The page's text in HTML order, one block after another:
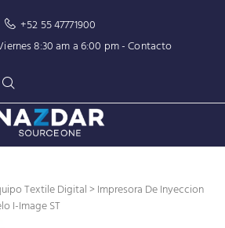
+52 55 47771900
8:30 am a 6:00 pm -Contacto
Textile Digital> Impresora De Inyeccion
I-Image ST